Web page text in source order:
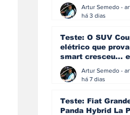
ainda acredita na
manualhá 3 dias
Teste: O SUV
elétrico que
smart cresceu... e
amadureceu
há 7 dias
Teste: Fiat
Panda Hybrid La